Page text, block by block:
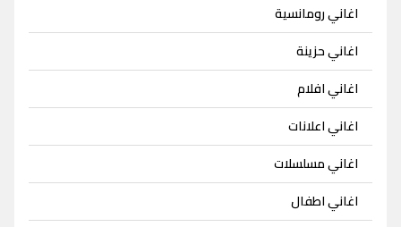
اغاني رومانسية
اغاني حزينة
اغاني افلام
اغاني اعلانات
اغاني مسلسلات
اغاني اطفال